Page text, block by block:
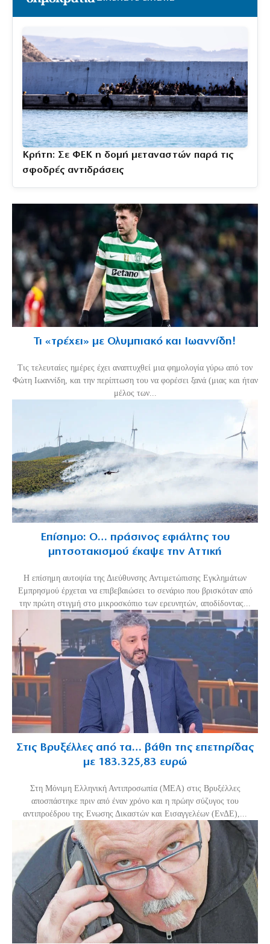
Κρήτη: Σε ΦΕΚ η δομή μεταναστών παρά τις
σφοδρές αντιδράσεις
Τι «τρέχει» με Ολυμπιακό και Ιωαννίδη!
Τις τελευταίες ημέρες έχει αναπτυχθεί μια φημολογία γύρω από τον
Φώτη Ιωαννίδη, και την περίπτωση του να φορέσει ξανά (μιας και ήταν
μέλος των...
Επίσημο: Ο… πράσινος εφιάλτης του
μητσοτακισμού έκαψε την Αττική
Η επίσημη αυτοψία της Διεύθυνσης Αντιμετώπισης Εγκλημάτων
Εμπρησμού έρχεται να επιβεβαιώσει το σενάριο που βρισκόταν από
την πρώτη στιγμή στο μικροσκόπιο των ερευνητών, αποδίδοντας...
Στις Βρυξέλλες από τα… βάθη της επετηρίδας
με 183.325,83 ευρώ
Στη Μόνιμη Ελληνική Αντιπροσωπία (ΜΕΑ) στις Βρυξέλλες
αποσπάστηκε πριν από έναν χρόνο και η πρώην σύζυγος του
αντιπροέδρου της Ενωσης Δικαστών και Εισαγγελέων (ΕνΔΕ),...